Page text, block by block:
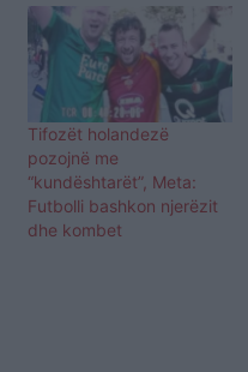
Tifozët holandezë
pozojnë me
“kundështarët”, Meta:
Futbolli bashkon njerëzit
dhe kombet